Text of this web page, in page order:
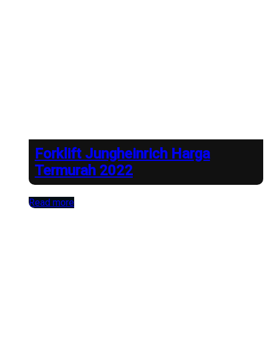
Forklift Jungheinrich Harga
Termurah 2022
Read more